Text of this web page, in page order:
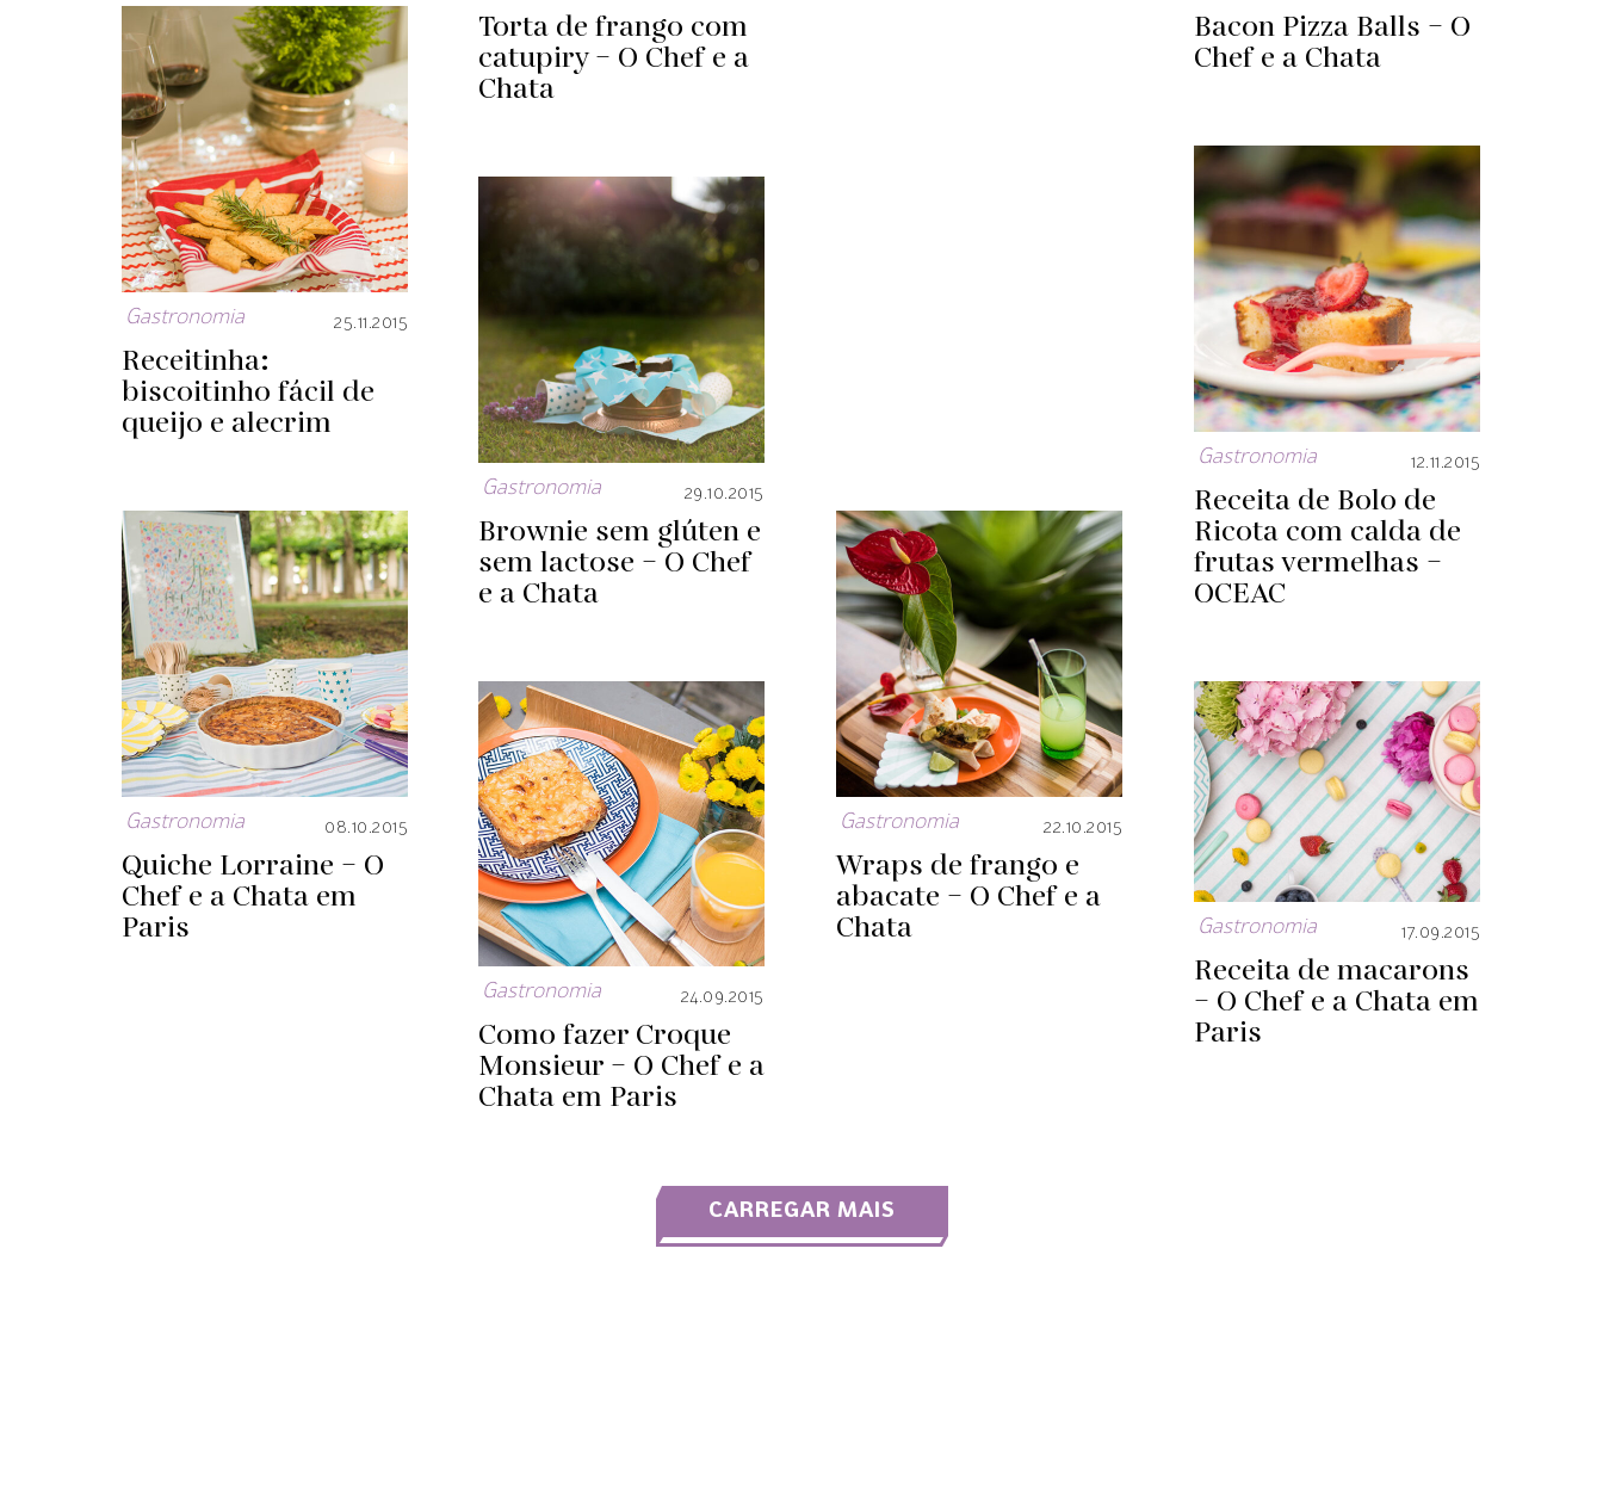
Torta de frango com
catupiry – O Chef e a
Chata
Bacon Pizza Balls – O
Chef e a Chata
Gastronomia 25.11.2015
Receitinha:
biscoitinho fácil de
queijo e alecrim
Gastronomia 12.11.2015
Receita de Bolo de
Ricota com calda de
frutas vermelhas –
OCEAC
Gastronomia 29.10.2015
Brownie sem glúten e
sem lactose – O Chef
e a Chata
Gastronomia 22.10.2015
Wraps de frango e
abacate – O Chef e a
Chata
Gastronomia 08.10.2015
Quiche Lorraine – O
Chef e a Chata em
Paris
Gastronomia 24.09.2015
Como fazer Croque
Monsieur – O Chef e a
Chata em Paris
Gastronomia 17.09.2015
Receita de macarons
– O Chef e a Chata em
Paris
CARREGAR MAIS